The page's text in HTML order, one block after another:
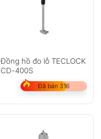
Đồng hồ đo lỗ TECLOCK
CD-400S
Đã bán 316